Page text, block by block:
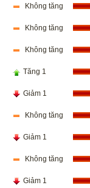
Không tăng
Không tăng
Không tăng
Tăng 1
Giảm 1
Không tăng
Giảm 1
Không tăng
Giảm 1